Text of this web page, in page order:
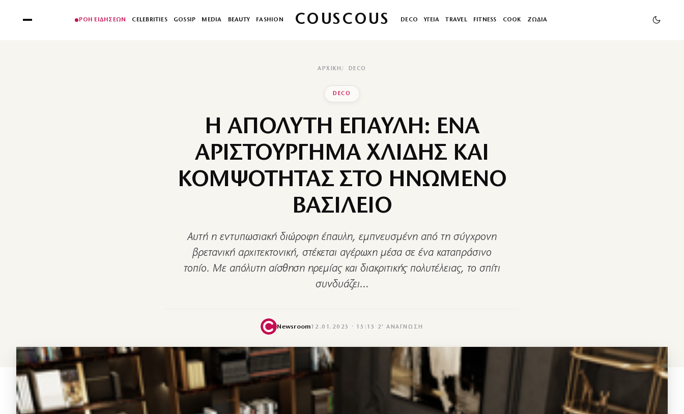
ΡΟΗ ΕΙΔΗΣΕΩΝ CELEBRITIES GOSSIP MEDIA BEAUTY FASHION COUSCOUS DECO ΥΓΕΙΑ TRAVEL FITNESS COOK ΖΩΔΙΑ
ΑΡΧΙΚΉ DECO
DECO
Η ΑΠΟΛΥΤΗ ΕΠΑΥΛΗ: ΕΝΑ
ΑΡΙΣΤΟΥΡΓΗΜΑ ΧΛΙΔΗΣ ΚΑΙ
ΚΟΜΨΟΤΗΤΑΣ ΣΤΟ ΗΝΩΜΕΝΟ
ΒΑΣΙΛΕΙΟ
Αυτή η εντυπωσιακή διώροφη έπαυλη, εμπνευσμένη από τη σύγχρονη
βρετανική αρχιτεκτονική, στέκεται αγέρωχη μέσα σε ένα καταπράσινο
τοπίο. Με απόλυτη αίσθηση ηρεμίας και διακριτικής πολυτέλειας, το σπίτι
συνδυάζει…
Newsroom12.01.2025 · 15:15 · 2′ ΑΝΆΓΝΩΣΗ